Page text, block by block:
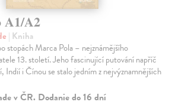
A1/A2
| Kniha
stopách Marca Pola – nejznámějšího
13. století. Jeho fascinující putování napříč
Indií i Čínou se stalo jedním z nejvýznamnějších
v ČR. Dodanie do 16 dní